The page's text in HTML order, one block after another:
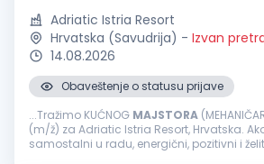
Adriatic Istria Resort
Hrvatska (Savudrija) - Izvan
14.08.2026
Obaveštenje o statusu prijave
...Tražimo KUĆNOG MAJSTORA
(m/ž) za Adriatic Istria Resort, Hrvatska.
samostalni u radu, energični, pozitivni i